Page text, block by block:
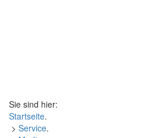
Sie sind hier:
Startseite.
> Service.